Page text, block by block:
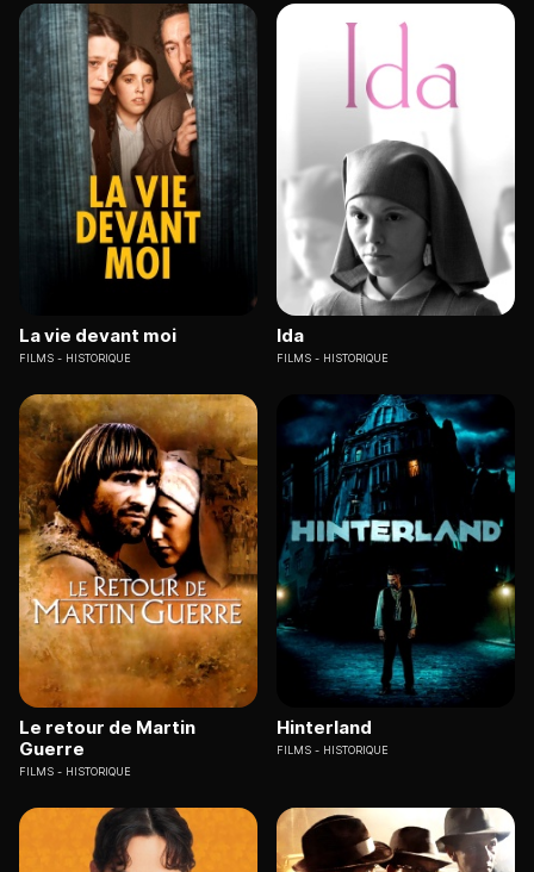
La vie devant moi
FILMS HISTORIQUE
Ida
FILMS HISTORIQUE
Le retour de Martin
Guerre
FILMS HISTORIQUE
Hinterland
FILMS HISTORIQUE